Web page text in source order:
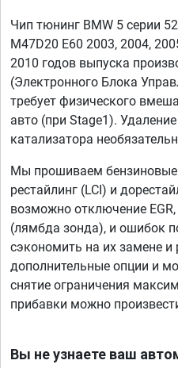
Чип тюнинг BMW 5 серии
M47D20 E60 2003, 2004,
2010 годов выпуска
(Электронного Блока
требует физического
авто (при Stage1).
катализатора
Мы прошиваем
рестайлинг (LCI) и
возможно отключение
(лямбда зонда), и ошибок
сэкономить на их замене и
дополнительные опции и
снятие ограничения
прибавки можно
Вы не узнаете ваш